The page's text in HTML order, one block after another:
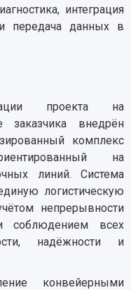
интеграция
передача данных в
проекта на
заказчика внедрён
комплекс
на
линий. Система
логистическую
непрерывности
соблюдением всех
надёжности и
конвейерными